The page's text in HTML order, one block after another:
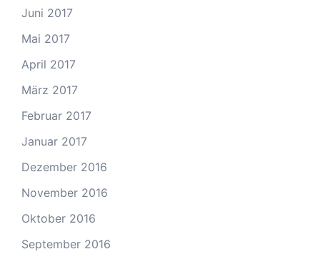
Juni 2017
Mai 2017
April 2017
März 2017
Februar 2017
Januar 2017
Dezember 2016
November 2016
Oktober 2016
September 2016